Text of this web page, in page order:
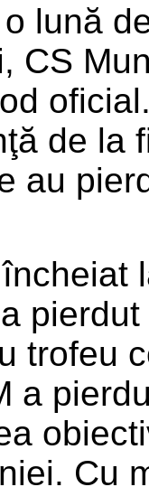
lună
CS
de la
au
trofeu
a
Cu